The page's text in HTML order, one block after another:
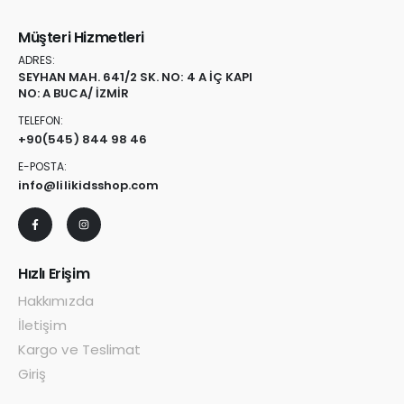
Müşteri Hizmetleri
ADRES:
SEYHAN MAH. 641/2 SK. NO: 4 A İÇ KAPI
NO: A BUCA/ İZMİR
TELEFON:
+90(545) 844 98 46
E-POSTA:
info@lilikidsshop.com
Hızlı Erişim
Hakkımızda
İletişim
Kargo ve Teslimat
Giriş